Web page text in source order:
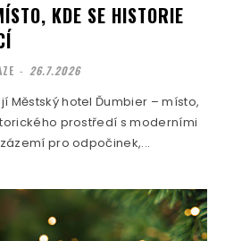
KDE SE HISTORIE
- 26.7.2026
Městský hotel Ďumbier – místo,
prostředí s moderními
pro odpočinek,...